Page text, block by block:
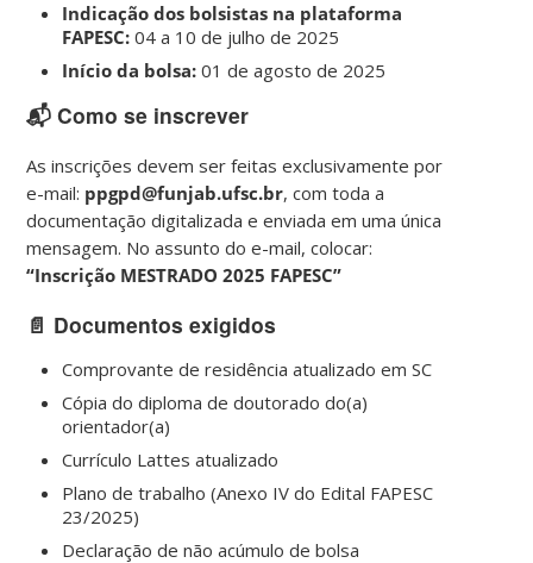
Indicação dos bolsistas na plataforma
FAPESC: 04 a 10 de julho de 2025
Início da bolsa: 01 de agosto de 2025
📬 Como se inscrever
As inscrições devem ser feitas exclusivamente por
e-mail: ppgpd@funjab.ufsc.br, com toda a
documentação digitalizada e enviada em uma única
mensagem. No assunto do e-mail, colocar:
“Inscrição MESTRADO 2025 FAPESC”
📄 Documentos exigidos
Comprovante de residência atualizado em SC
Cópia do diploma de doutorado do(a)
orientador(a)
Currículo Lattes atualizado
Plano de trabalho (Anexo IV do Edital FAPESC
23/2025)
Declaração de não acúmulo de bolsa